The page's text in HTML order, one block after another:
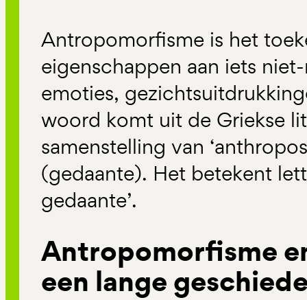
Antropomorfisme is het
eigenschappen aan iets
emoties,
woord komt uit de Griekse
samenstelling van
(gedaante). Het betekent
gedaante’.
Antropomorfisme
een lange